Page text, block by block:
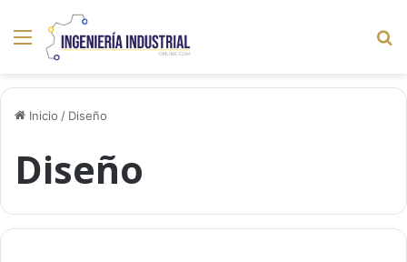
Menú
Inicio / Diseño
Diseño